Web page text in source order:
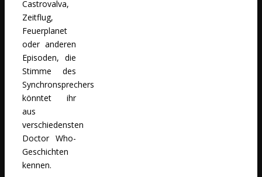
Castrovalva,
Zeitflug,
Feuerplanet
oder anderen
Episoden, die
Stimme des
Synchronsprechers
könntet ihr
aus
verschiedensten
Doctor Who-
Geschichten
kennen.